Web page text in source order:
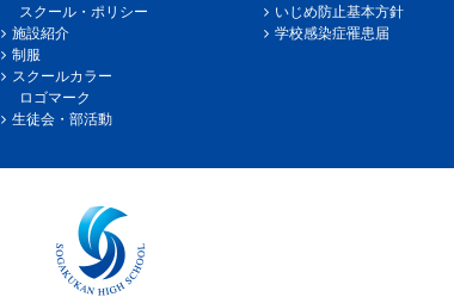
スクール・ポリシー
施設紹介
制服
スクールカラー
ロゴマーク
生徒会・部活動
いじめ防止基本方針
学校感染症罹患届